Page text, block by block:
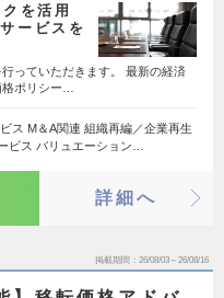
を活用
ービスを
っていただきます。 最新の経済
ポリシー…
ス M＆A関連 組織再編／企業再生
ビス バリュエーション…
詳細へ
掲載期間 26/08/03～26/08/16